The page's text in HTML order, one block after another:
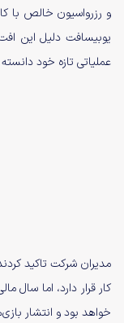
یوبیسافت دلیل این
عملیاتی تازه خود
مدیران شرکت تاکید
کار قرار دارد، اما سال
خواهد بود و انتشار